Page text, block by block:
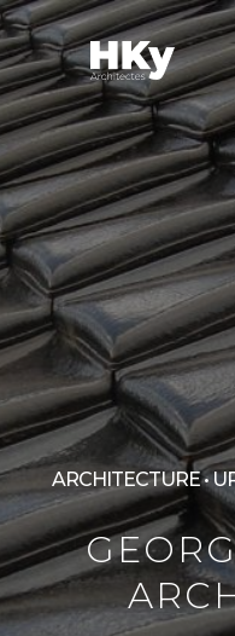
ARCHITECTURE •